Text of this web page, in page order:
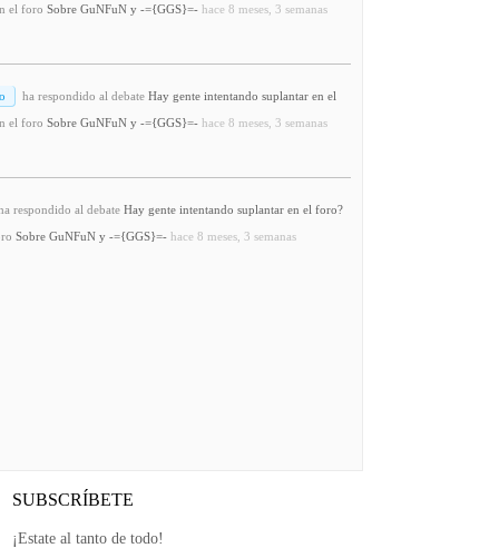
el foro Sobre GuNFuN y -={GGS}=- hace 8 meses, 3 semanas
ha respondido al debate Hay gente intentando suplantar en el
el foro Sobre GuNFuN y -={GGS}=- hace 8 meses, 3 semanas
respondido al debate Hay gente intentando suplantar en el foro?
Sobre GuNFuN y -={GGS}=- hace 8 meses, 3 semanas
SUBSCRÍBETE
¡Estate al tanto de todo!